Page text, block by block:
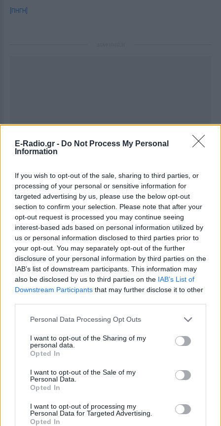
E-Radio.gr - Do Not Process My Personal
Information
If you wish to opt-out of the sale, sharing to third parties, or
processing of your personal or sensitive information for
targeted advertising by us, please use the below opt-out
section to confirm your selection. Please note that after your
opt-out request is processed you may continue seeing
interest-based ads based on personal information utilized by
us or personal information disclosed to third parties prior to
your opt-out. You may separately opt-out of the further
disclosure of your personal information by third parties on the
IAB’s list of downstream participants. This information may
also be disclosed by us to third parties on the IAB’s List of
Downstream Participants that may further disclose it to other
Personal Data Processing Opt Outs
I want to opt-out of the Sharing of my
personal data.
Opted In
I want to opt-out of the Sale of my
Personal Data.
Opted In
I want to opt-out of processing my
Personal Data for Targeted Advertising.
Opted In
[ΠΗΓΗ]
Ακολουθήστε το E-Radio.gr στοGoogle News
και μάθετε πρώτοι τα πιο hot νέα .
Για ακόμη περισσότερανέα, μπείτε στηνροή
ειδήσεωντου E-Daily.gr
Ακολουθήστε το E-Radio.gr και στο Instagram